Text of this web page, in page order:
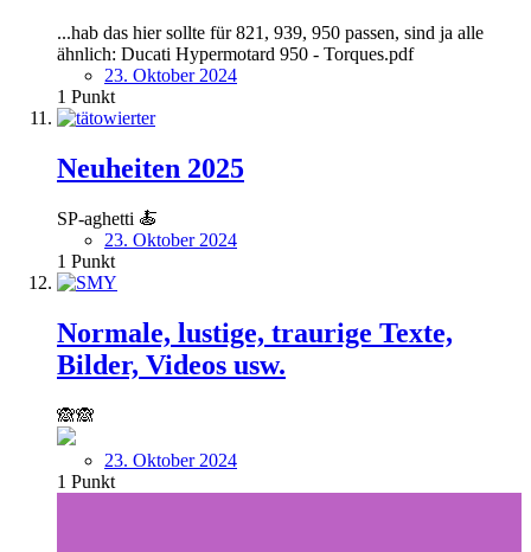
...hab das hier sollte für 821, 939, 950 passen, sind ja alle
ähnlich: Ducati Hypermotard 950 - Torques.pdf
23. Oktober 2024
1 Punkt
Neuheiten 2025
SP-aghetti 🍝
23. Oktober 2024
1 Punkt
Normale, lustige, traurige Texte,
Bilder, Videos usw.
🙈🙈
23. Oktober 2024
1 Punkt